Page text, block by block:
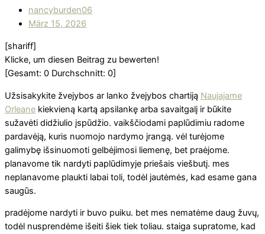
nancyburden06
März 15, 2026
[shariff]
Klicke, um diesen Beitrag zu bewerten!
[Gesamt: 0 Durchschnitt: 0]
Užsisakykite žvejybos ar lanko žvejybos chartiją Naujajame
Orleane kiekvieną kartą apsilankę arba savaitgalį ir būkite
sužavėti didžiulio įspūdžio. vaikščiodami paplūdimiu radome
pardavėją, kuris nuomojo nardymo įrangą. vėl turėjome
galimybę išsinuomoti gelbėjimosi liemenę, bet praėjome.
planavome tik nardyti paplūdimyje priešais viešbutį. mes
neplanavome plaukti labai toli, todėl jautėmės, kad esame gana
saugūs.
pradėjome nardyti ir buvo puiku. bet mes nematėme daug žuvų,
todėl nusprendėme išeiti šiek tiek toliau. staiga supratome, kad